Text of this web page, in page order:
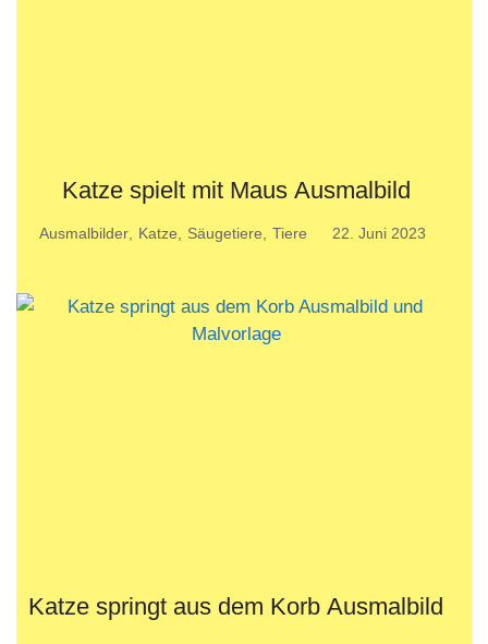
Katze spielt mit Maus Ausmalbild
Ausmalbilder, Katze Säugetiere Tiere 22. Juni 2023
Katze springt aus dem Korb Ausmalbild